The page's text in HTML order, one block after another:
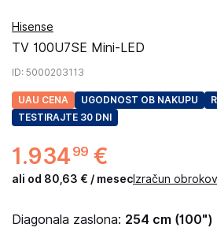
Hisense
TV 100U7SE Mini-LED
ID: 5000203113
UAU CENA UGODNOST OB NAKUPU
TESTIRAJTE 30 DNI
1.934 99 €
ali od 80,63 € / mesec Izračun obrokov
Diagonala zaslona: 254 cm (100")